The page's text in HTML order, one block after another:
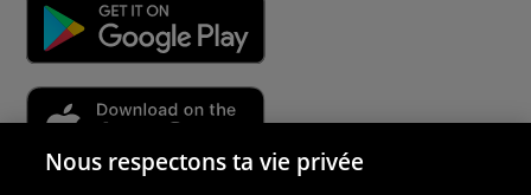
Nous respectons ta vie privée